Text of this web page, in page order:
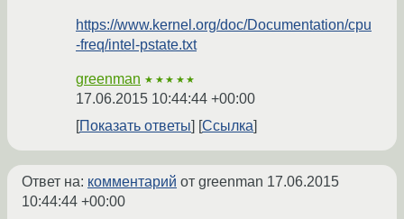
https://www.kernel.org/doc/Documentation/cpu
-freq/intel-pstate.txt
greenman ★★★★★
17.06.2015 10:44:44 +00:00
Показать ответы
Ссылка
Ответ на: комментарий от greenman 17.06.2015
10:44:44 +00:00